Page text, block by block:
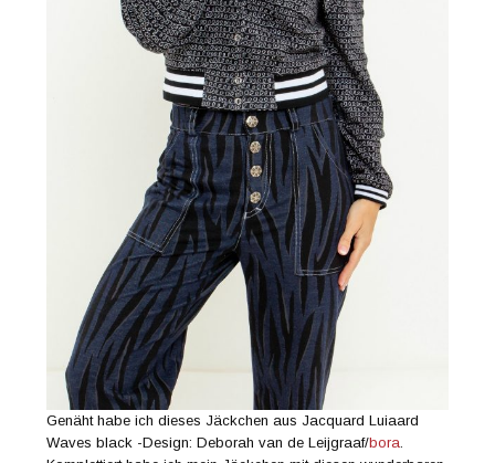
Genäht habe ich dieses Jäckchen aus Jacquard Luiaard
Waves black -Design: Deborah van de Leijgraaf/bora.